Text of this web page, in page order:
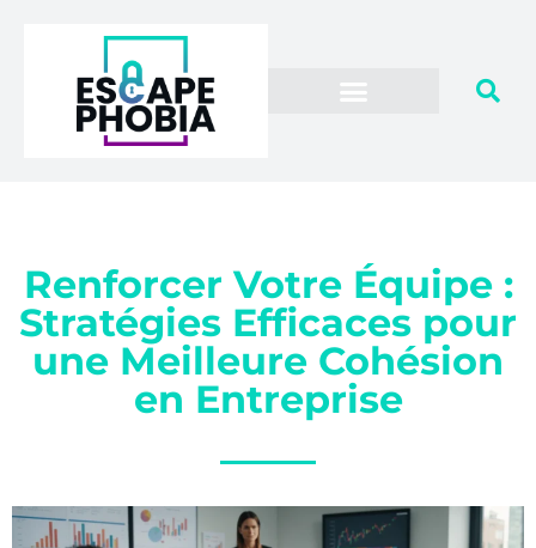
Renforcer Votre Équipe :
Stratégies Efficaces pour
une Meilleure Cohésion
en Entreprise